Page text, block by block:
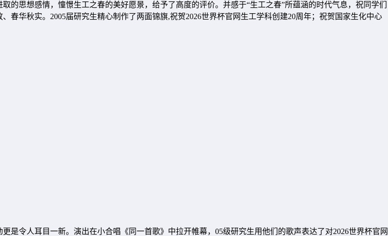
的思想感情，憧憬生工之春的美好愿景，给予了高度的评价。并感于“生工之春”所蕴涵的时代气息，祝同学们
春华秋实。2005届研究生精心制作了两面锦旗,祝贺2026世界杯官网生工学科创建20周年；祝贺国家生化中心
令人耳目一新。演出在小合唱《同一首歌》中拉开帷幕，05级研究生用他们的歌声表达了对2026世界杯官网